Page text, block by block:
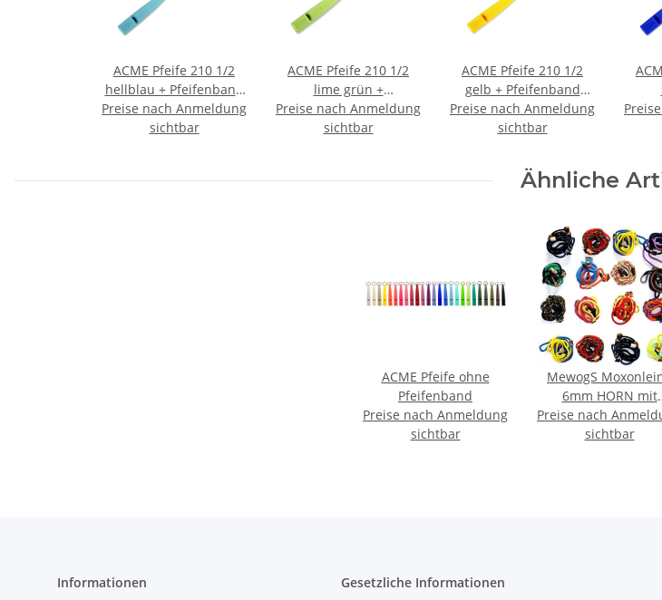
ACME Pfeife 210 1/2
hellblau + Pfeifenband
kostenlos
Preise nach Anmeldung
sichtbar
ACME Pfeife 210 1/2
lime grün +
Pfeifenband kostenlos
Preise nach Anmeldung
sichtbar
ACME Pfeife 210 1/2
gelb + Pfeifenband
kostenlos
Preise nach Anmeldung
sichtbar
Ähnliche
ACME Pfeife ohne
Pfeifenband
Preise nach Anmeldung
sichtbar
MewogS
6mm HORN mit
Zugbegrenzung
Preise nach
sichtbar
Informationen Gesetzliche Informationen